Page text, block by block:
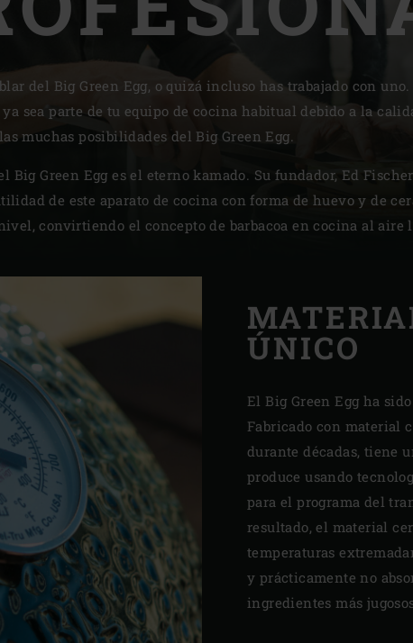
Slovenia | Slovenija
Sweden | Sverige
Switzerland (French) |
Switzerland | Schweiz
Turkey | Türkiye
del Big Green Egg, o quizá incluso has trabajado con
sea parte de tu equipo de cocina habitual debido a la
muchas posibilidades del Big Green Egg.
Big Green Egg es el eterno kamado. Su fundador, Ed
de este aparato de cocina con forma de huevo y de
convirtiendo el concepto de barbacoa en cocina al aire
ÚNICO
El Big Green Egg ha
Fabricado con material
durante décadas, tiene
produce usando
para el programa del
resultado, el material
temperaturas
y prácticamente no
ingredientes más